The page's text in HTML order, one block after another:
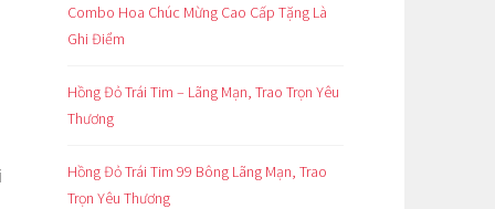
Combo Hoa Chúc Mừng Cao Cấp Tặng Là
Ghi Điểm
Hồng Đỏ Trái Tim – Lãng Mạn, Trao Trọn Yêu
Thương
Hồng Đỏ Trái Tim 99 Bông Lãng Mạn, Trao
Trọn Yêu Thương